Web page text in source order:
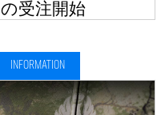
の受注開始
INFORMATION